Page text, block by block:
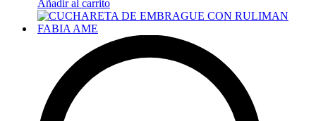
Añadir al carrito